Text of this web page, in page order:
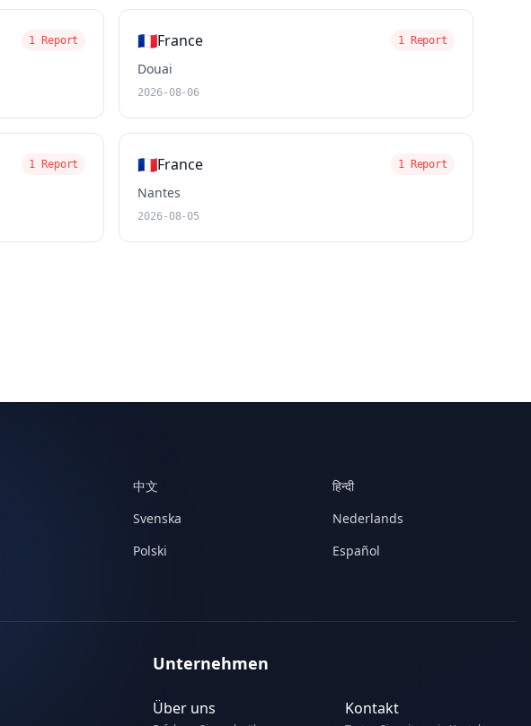
1 Report 🇫🇷France 1 Report
Douai
2026-08-06
1 Report 🇫🇷France 1 Report
Nantes
2026-08-05
中文
हिन्दी
Svenska
Nederlands
Polski
Español
Unternehmen
Über uns Kontakt